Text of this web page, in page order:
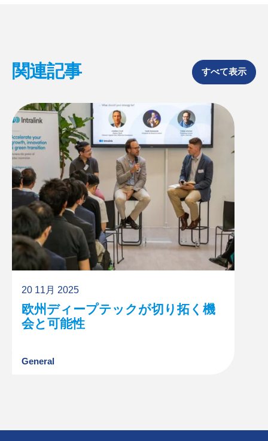
関連記事 すべて表示
20 11月 2025
欧州ディープテックが切り拓く機
会と可能性
General